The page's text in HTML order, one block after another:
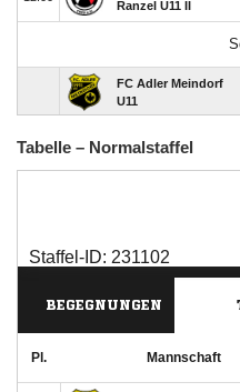
Tabelle – Normalstaffel